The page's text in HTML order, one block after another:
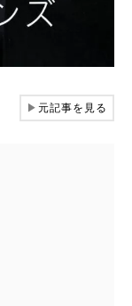
▶元記事を見る